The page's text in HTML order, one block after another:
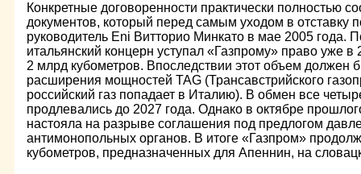
Конкретные договоренности практически полностью
документов, который перед самым уходом в отставку
руководитель Eni Витторио Минкато в мае 2005 года.
итальянский концерн уступал «Газпрому» право уже в
2 млрд кубометров. Впоследствии этот объем должен
расширения мощностей TAG (Трансавстрийского
российский газ попадает в Италию). В обмен все
продлевались до 2027 года. Однако в октябре
настояла на разрыве соглашения под предлогом
антимонопольных органов. В итоге «Газпром»
кубометров, предназначенных для Апеннин, на